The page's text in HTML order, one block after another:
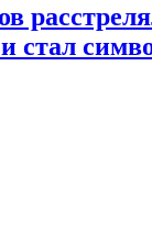
стал